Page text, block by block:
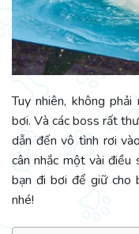
Tuy nhiên, không
bơi. Và các boss rất
dẫn đến vô tình rơi
cân nhắc một vài điều
bạn đi bơi để giữ cho
nhé!